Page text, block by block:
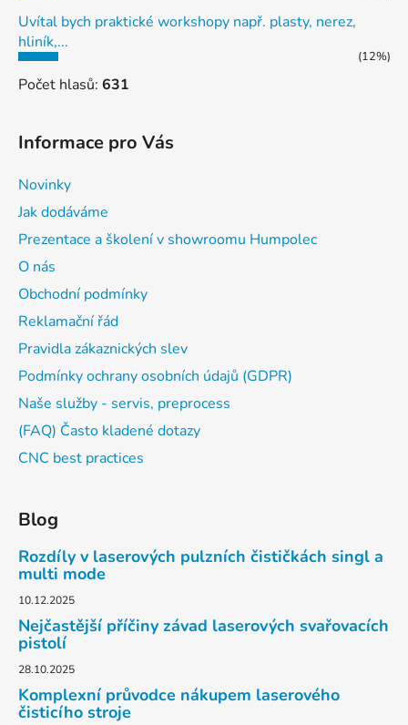
Uvítal bych praktické workshopy např. plasty, nerez,
hliník,...
(12%)
Počet hlasů: 631
Informace pro Vás
Novinky
Jak dodáváme
Prezentace a školení v showroomu Humpolec
O nás
Obchodní podmínky
Reklamační řád
Pravidla zákaznických slev
Podmínky ochrany osobních údajů (GDPR)
Naše služby - servis, preprocess
(FAQ) Často kladené dotazy
CNC best practices
Blog
Rozdíly v laserových pulzních čističkách singl a
multi mode
10.12.2025
Nejčastější příčiny závad laserových svařovacích
pistolí
28.10.2025
Komplexní průvodce nákupem laserového
čisticího stroje